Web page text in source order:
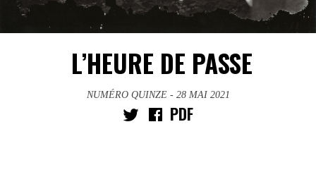
L’HEURE DE PASSE
NUMÉRO QUINZE - 28 MAI 2021
PDF